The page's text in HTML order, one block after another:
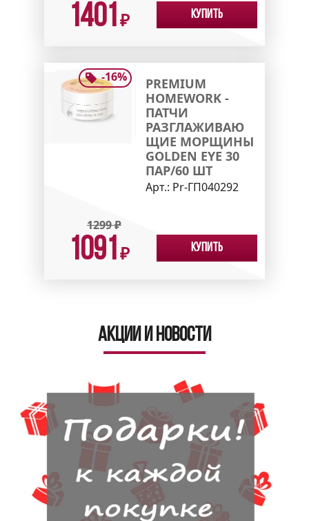
1401 ₽ Купить
-16%
PREMIUM
HOMEWORK -
ПАТЧИ
РАЗГЛАЖИВАЮ
ЩИЕ МОРЩИНЫ
GOLDEN EYE 30
ПАР/60 ШТ
Арт.: Pr-ГП040292
1299₽
1091 ₽ Купить
Акции и новости